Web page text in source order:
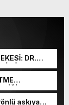
DR.
SGK
askıya